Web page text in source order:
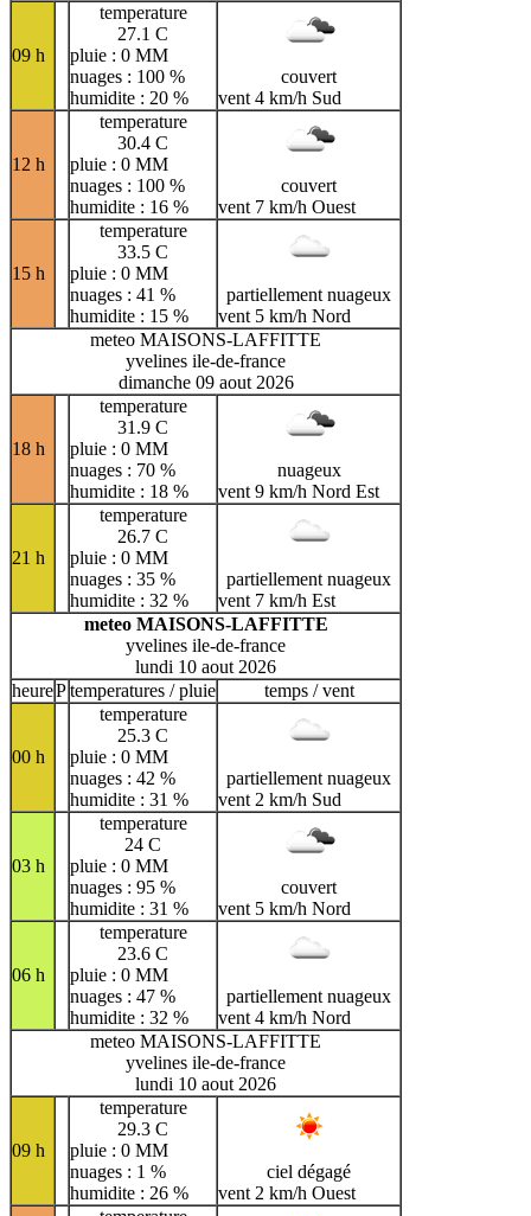
09 h
temperature
27.1 C
pluie : 0 MM
nuages : 100 %
humidite : 20 %
couvert
vent 4 km/h Sud
12 h
temperature
30.4 C
pluie : 0 MM
nuages : 100 %
humidite : 16 %
couvert
vent 7 km/h Ouest
15 h
temperature
33.5 C
pluie : 0 MM
nuages : 41 %
humidite : 15 %
partiellement nuageux
vent 5 km/h Nord
meteo MAISONS-LAFFITTE
yvelines ile-de-france
dimanche 09 aout 2026
18 h
temperature
31.9 C
pluie : 0 MM
nuages : 70 %
humidite : 18 %
nuageux
vent 9 km/h Nord Est
21 h
temperature
26.7 C
pluie : 0 MM
nuages : 35 %
humidite : 32 %
partiellement nuageux
vent 7 km/h Est
meteo MAISONS-LAFFITTE
yvelines ile-de-france
lundi 10 aout 2026
heurePtemperatures / pluie temps / vent
00 h
temperature
25.3 C
pluie : 0 MM
nuages : 42 %
humidite : 31 %
partiellement nuageux
vent 2 km/h Sud
03 h
temperature
24 C
pluie : 0 MM
nuages : 95 %
humidite : 31 %
couvert
vent 5 km/h Nord
06 h
temperature
23.6 C
pluie : 0 MM
nuages : 47 %
humidite : 32 %
partiellement nuageux
vent 4 km/h Nord
meteo MAISONS-LAFFITTE
yvelines ile-de-france
lundi 10 aout 2026
09 h
temperature
29.3 C
pluie : 0 MM
nuages : 1 %
humidite : 26 %
ciel dégagé
vent 2 km/h Ouest